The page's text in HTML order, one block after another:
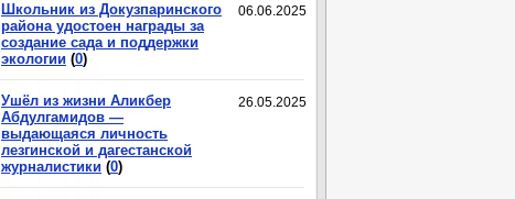
06.06.2025
Школьник из Докузпаринского
района удостоен награды за
создание сада и поддержки
экологии (0)
26.05.2025
Ушёл из жизни Аликбер
Абдулгамидов —
выдающаяся личность
лезгинской и дагестанской
журналистики (0)